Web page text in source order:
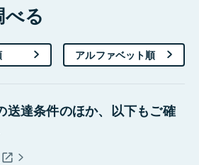
る
アルファベット順
送達条件のほか、以下もご確